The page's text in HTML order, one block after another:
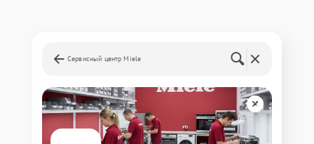
Сервисный центр Miele